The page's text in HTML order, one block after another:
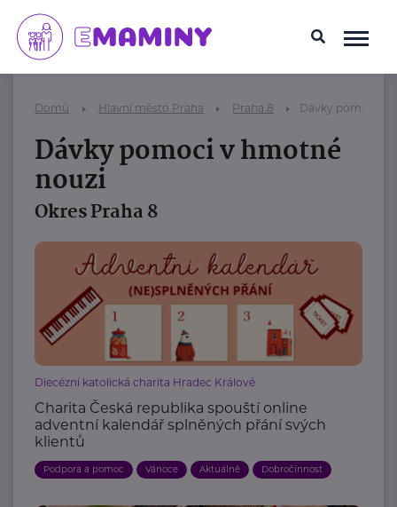
Domů Hlavní město Praha Praha 8 Dávky pomoci v
Dávky pomoci v hmotné
nouzi
Okres Praha 8
Diecézní katolická charita Hradec Králové
Charita Česká republika spouští online
adventní kalendář splněných přání svých
klientů
Podpora a pomoc Vánoce Aktuálně Dobročinnost